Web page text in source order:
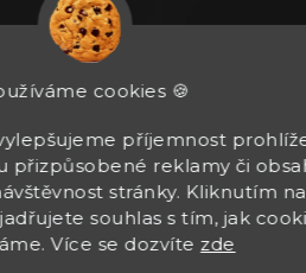
cookies 🍪
příjemnost
přizpůsobené reklamy či
stránky. Kliknutím na
souhlas s tím, jak
Více se dozvíte zde